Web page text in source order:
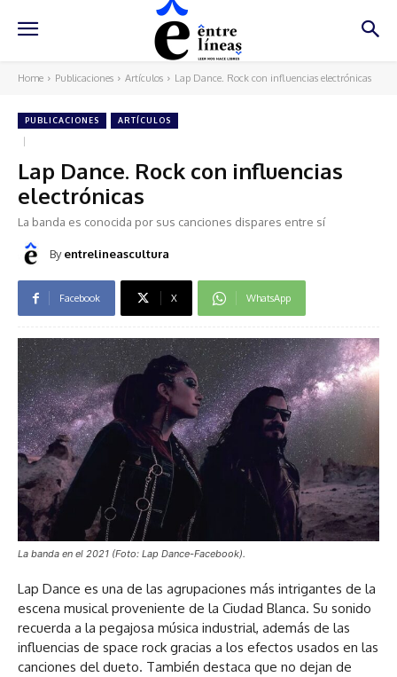
Home Publicaciones Artículos Lap Dance. Rock con influencias electrónicas
PUBLICACIONES ARTÍCULOS
Lap Dance. Rock con influencias
electrónicas
La banda es conocida por sus canciones dispares entre sí
By entrelineascultura
Facebook X WhatsApp
La banda en el 2021 (Foto: Lap Dance-Facebook).
Lap Dance es una de las agrupaciones más intrigantes de la
escena musical proveniente de la Ciudad Blanca. Su sonido
recuerda a la pegajosa música industrial, además de las
influencias de space rock gracias a los efectos usados en las
canciones del dueto. También destaca que no dejan de